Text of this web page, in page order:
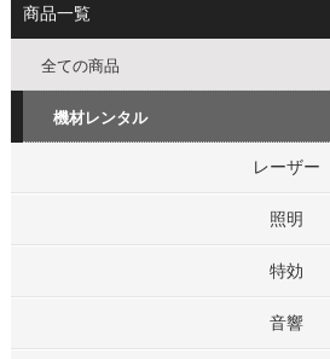
商品一覧
全ての商品
機材レンタル
レーザー
照明
特効
音響